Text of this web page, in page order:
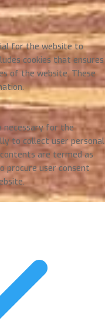
for the website to
cookies that ensures
of the website. These
necessary for the
to collect user personal
are termed as
procure user consent